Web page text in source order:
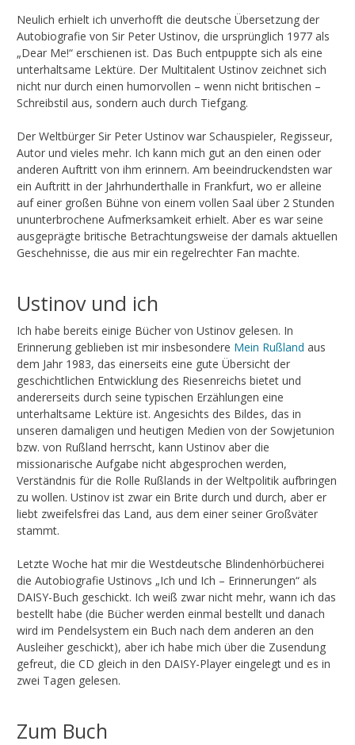
Neulich erhielt ich unverhofft die deutsche Übersetzung der
Autobiografie von Sir Peter Ustinov, die ursprünglich 1977 als
„Dear Me!“ erschienen ist. Das Buch entpuppte sich als eine
unterhaltsame Lektüre. Der Multitalent Ustinov zeichnet sich
nicht nur durch einen humorvollen – wenn nicht britischen –
Schreibstil aus, sondern auch durch Tiefgang.
Der Weltbürger Sir Peter Ustinov war Schauspieler, Regisseur,
Autor und vieles mehr. Ich kann mich gut an den einen oder
anderen Auftritt von ihm erinnern. Am beeindruckendsten war
ein Auftritt in der Jahrhunderthalle in Frankfurt, wo er alleine
auf einer großen Bühne von einem vollen Saal über 2 Stunden
ununterbrochene Aufmerksamkeit erhielt. Aber es war seine
ausgeprägte britische Betrachtungsweise der damals aktuellen
Geschehnisse, die aus mir ein regelrechter Fan machte.
Ustinov und ich
Ich habe bereits einige Bücher von Ustinov gelesen. In
Erinnerung geblieben ist mir insbesondere Mein Rußland aus
dem Jahr 1983, das einerseits eine gute Übersicht der
geschichtlichen Entwicklung des Riesenreichs bietet und
andererseits durch seine typischen Erzählungen eine
unterhaltsame Lektüre ist. Angesichts des Bildes, das in
unseren damaligen und heutigen Medien von der Sowjetunion
bzw. von Rußland herrscht, kann Ustinov aber die
missionarische Aufgabe nicht abgesprochen werden,
Verständnis für die Rolle Rußlands in der Weltpolitik aufbringen
zu wollen. Ustinov ist zwar ein Brite durch und durch, aber er
liebt zweifelsfrei das Land, aus dem einer seiner Großväter
stammt.
Letzte Woche hat mir die Westdeutsche Blindenhörbücherei
die Autobiografie Ustinovs „Ich und Ich – Erinnerungen“ als
DAISY-Buch geschickt. Ich weiß zwar nicht mehr, wann ich das
bestellt habe (die Bücher werden einmal bestellt und danach
wird im Pendelsystem ein Buch nach dem anderen an den
Ausleiher geschickt), aber ich habe mich über die Zusendung
gefreut, die CD gleich in den DAISY-Player eingelegt und es in
zwei Tagen gelesen.
Zum Buch